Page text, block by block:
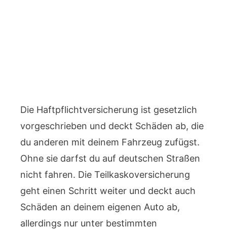
Die Haftpflichtversicherung ist gesetzlich
vorgeschrieben und deckt Schäden ab, die
du anderen mit deinem Fahrzeug zufügst.
Ohne sie darfst du auf deutschen Straßen
nicht fahren. Die Teilkaskoversicherung
geht einen Schritt weiter und deckt auch
Schäden an deinem eigenen Auto ab,
allerdings nur unter bestimmten